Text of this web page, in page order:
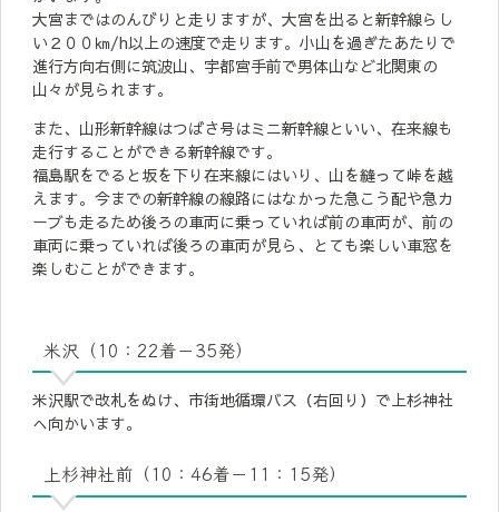
大宮まではのんびりと走りますが、大宮を出ると新幹線らし
い２００㎞/h以上の速度で走ります。小山を過ぎたあたりで
進行方向右側に筑波山、宇都宮手前で男体山など北関東の
山々が見られます。
また、山形新幹線はつばさ号はミニ新幹線といい、在来線も
走行することができる新幹線です。
福島駅をでると坂を下り在来線にはいり、山を縫って峠を越
えます。今までの新幹線の線路にはなかった急こう配や急カ
ーブも走るため後ろの車両に乗っていれば前の車両が、前の
車両に乗っていれば後ろの車両が見ら、とても楽しい車窓を
楽しむことができます。
米沢（10：22着－35発）
米沢駅で改札をぬけ、市街地循環バス（右回り）で上杉神社
へ向かいます。
上杉神社前（10：46着－11：15発）